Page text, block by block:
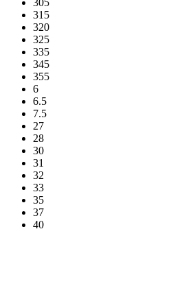
315
320
325
335
345
355
6
6.5
7.5
27
28
30
31
32
33
35
37
40